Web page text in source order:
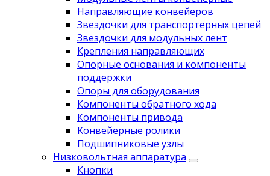
Направляющие конвейеров
Звездочки для транспортерных цепей
Звездочки для модульных лент
Крепления направляющих
Опорные основания и компоненты
поддержки
Опоры для оборудования
Компоненты обратного хода
Компоненты привода
Koнвейерныe pолики
Подшипниковые узлы
Низковольтная аппаратура
Кнопки